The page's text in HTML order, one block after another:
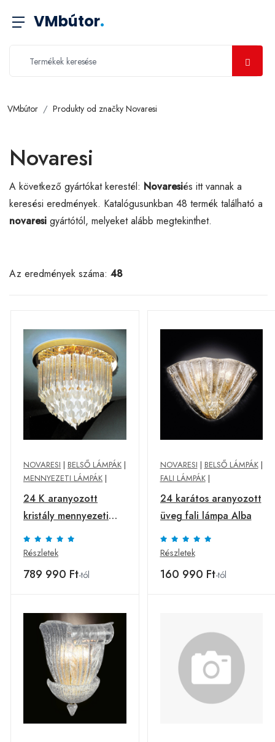
VMbútor.
VMbútor Produkty od značky Novaresi
Novaresi
A következő gyártókat kerestél: Novaresiés itt vannak a
keresési eredmények. Katalógusunkban 48 termék található a
novaresi gyártótól, melyeket alább megtekinthet.
Az eredmények száma: 48
NOVARESI | BELSŐ LÁMPÁK |
MENNYEZETI LÁMPÁK |
24 K aranyozott
kristály mennyezeti
lámpa Punta
Részletek
789 990 Ft-tól
NOVARESI | BELSŐ LÁMPÁK|
FALI LÁMPÁK|
24 karátos aranyozott
üveg fali lámpa Alba
Részletek
160 990 Ft-tól